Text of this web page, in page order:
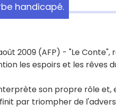
handicapé.
2009 (AFP) - "Le
les espoirs et les rêves
son propre rôle
par triompher de